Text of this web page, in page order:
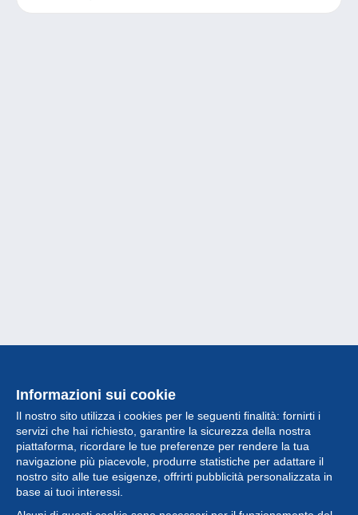
Informazioni sui cookie
Il nostro sito utilizza i cookies per le seguenti finalità: fornirti i
servizi che hai richiesto, garantire la sicurezza della nostra
piattaforma, ricordare le tue preferenze per rendere la tua
navigazione più piacevole, produrre statistiche per adattare il
nostro sito alle tue esigenze, offrirti pubblicità personalizzata in
base ai tuoi interessi.
Collezione